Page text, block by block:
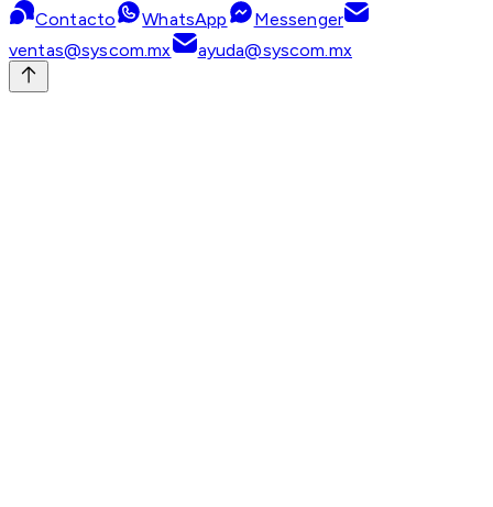
Contacto
WhatsApp
Messenger
ventas@syscom.mx
ayuda@syscom.mx